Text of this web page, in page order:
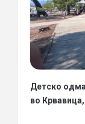
Детско
во